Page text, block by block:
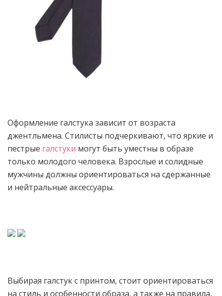
Оформление галстука зависит от возраста
джентльмена. Стилисты подчеркивают, что яркие и
пестрые галстуки могут быть уместны в образе
только молодого человека. Взрослые и солидные
мужчины должны ориентироваться на сдержанные
и нейтральные аксессуары.
Выбирая галстук с принтом, стоит ориентироваться
на стиль и особенности образа, а также на правила,